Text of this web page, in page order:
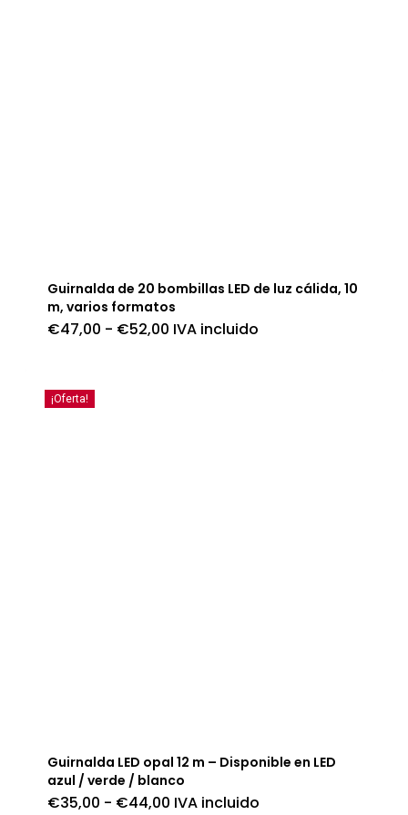
Guirnalda de 20 bombillas LED de luz cálida, 10
m, varios formatos
€47,00 - €52,00Rango
IVA incluido
¡Oferta!
Guirnalda LED opal 12 m – Disponible en LED
azul / verde / blanco
€35,00 - €44,00Rango
IVA incluido